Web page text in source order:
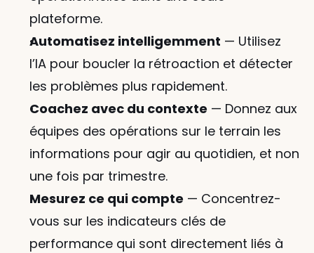
plateforme.
Automatisez intelligemment — Utilisez
l’IA pour boucler la rétroaction et détecter
les problèmes plus rapidement.
Coachez avec du contexte — Donnez aux
équipes des opérations sur le terrain les
informations pour agir au quotidien, et non
une fois par trimestre.
Mesurez ce qui compte — Concentrez-
vous sur les indicateurs clés de
performance qui sont directement liés à